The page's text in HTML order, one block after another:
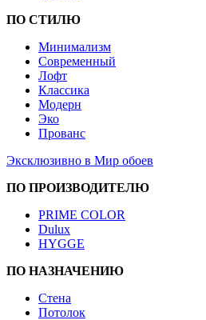
ПО СТИЛЮ
Минимализм
Современный
Лофт
Классика
Модерн
Эко
Прованс
Эксклюзивно в Мир обоев
ПО ПРОИЗВОДИТЕЛЮ
PRIME COLOR
Dulux
HYGGE
ПО НАЗНАЧЕНИЮ
Стена
Потолок